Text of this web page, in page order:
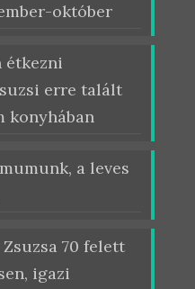
október
étkezni
erre talált
konyhában
a leves
70 felett
igazi